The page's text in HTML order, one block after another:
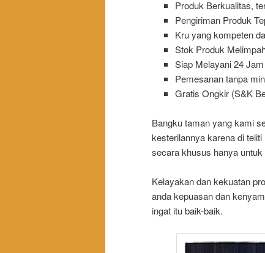
Produk Berkualitas,
Pengiriman Produk
Kru yang kompeten
Stok Produk
Siap Melayani 24
Pemesanan tanpa
Gratis Ongkir (S&K
Bangku taman yang kami
kesterilannya karena di
secara khusus hanya
Kelayakan dan kekuatan
anda kepuasan dan
ingat itu baik-baik.